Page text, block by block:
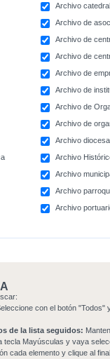
Archivo
Archivo de
Archivo de
Archivo de
Archivo de
Archivo de
Archivo de
Archivo de
Archivo
Archivo
Archivo
Archivo
Archivo
con el botón "Todos"
de la lista seguidos:
tecla Mayúsculas y vaya
cada elemento y clique al